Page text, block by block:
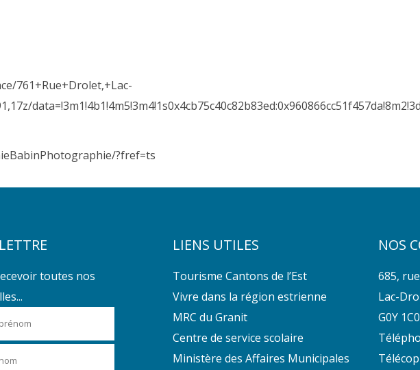
761+Rue+Drolet,+Lac-
?fref=ts
toutes nos
LIENS UTILES
Tourisme Cantons de l’Est
Vivre dans la région estrienne
MRC du Granit
Centre de service scolaire
Ministère des Affaires Municipales
NOS
685,
Lac-
G0Y 1C0